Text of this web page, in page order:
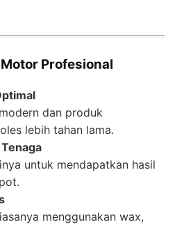
Profesional
dan produk
lebih tahan lama.
untuk mendapatkan hasil
menggunakan wax,